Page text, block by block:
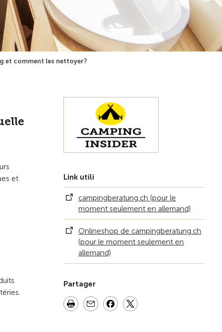
et comment les nettoyer?
et
Link utili
campingberatung.ch (pour le
moment seulement en allemand)
Onlineshop de campingberatung.ch
(pour le moment seulement en
allemand)
Partager